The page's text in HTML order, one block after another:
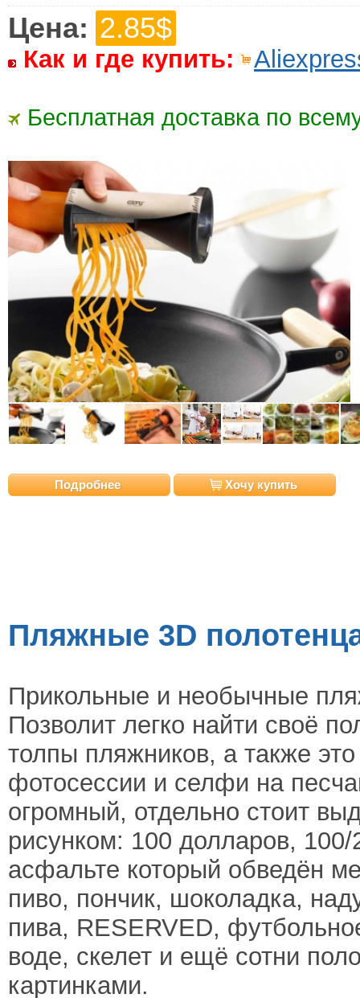
Цена: 2.85$
Как и где купить:
Бесплатная доставка по
Подробнее Хочу купить
Пляжные 3D
Прикольные и необычные
Позволит легко найти своё
толпы пляжников, а также
фотосессии и селфи на
огромный, отдельно стоит
рисунком: 100 долларов,
асфальте который обведён
пиво, пончик, шоколадка,
пива, RESERVED,
воде, скелет и ещё сотни
картинками.